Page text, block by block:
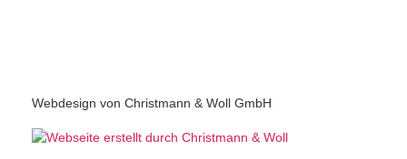
Webdesign von Christmann & Woll GmbH